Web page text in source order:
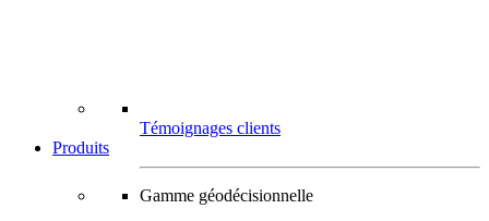
Témoignages clients
Produits
Gamme géodécisionnelle